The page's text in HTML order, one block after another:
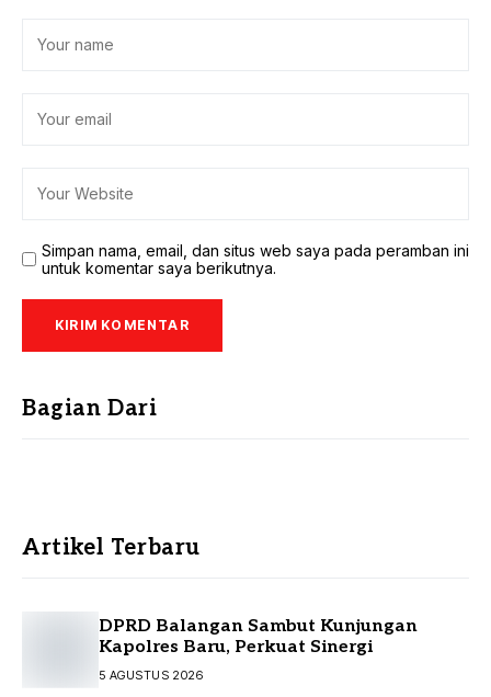
Simpan nama, email, dan situs web saya pada peramban ini
untuk komentar saya berikutnya.
Bagian Dari
Artikel Terbaru
DPRD Balangan Sambut Kunjungan
Kapolres Baru, Perkuat Sinergi
5 AGUSTUS 2026